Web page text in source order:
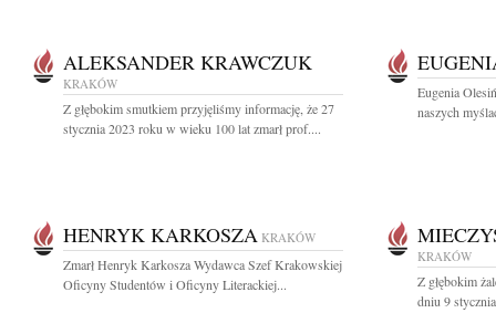
ALEKSANDER KRAWCZUK
KRAKÓW
Z głębokim smutkiem przyjęliśmy informację, że 27
stycznia 2023 roku w wieku 100 lat zmarł prof....
Eugenia
naszych
HENRYK KARKOSZA KRAKÓW
Zmarł Henryk Karkosza Wydawca Szef Krakowskiej
Oficyny Studentów i Oficyny Literackiej...
KRAKÓW
Z głębokim
dniu 9